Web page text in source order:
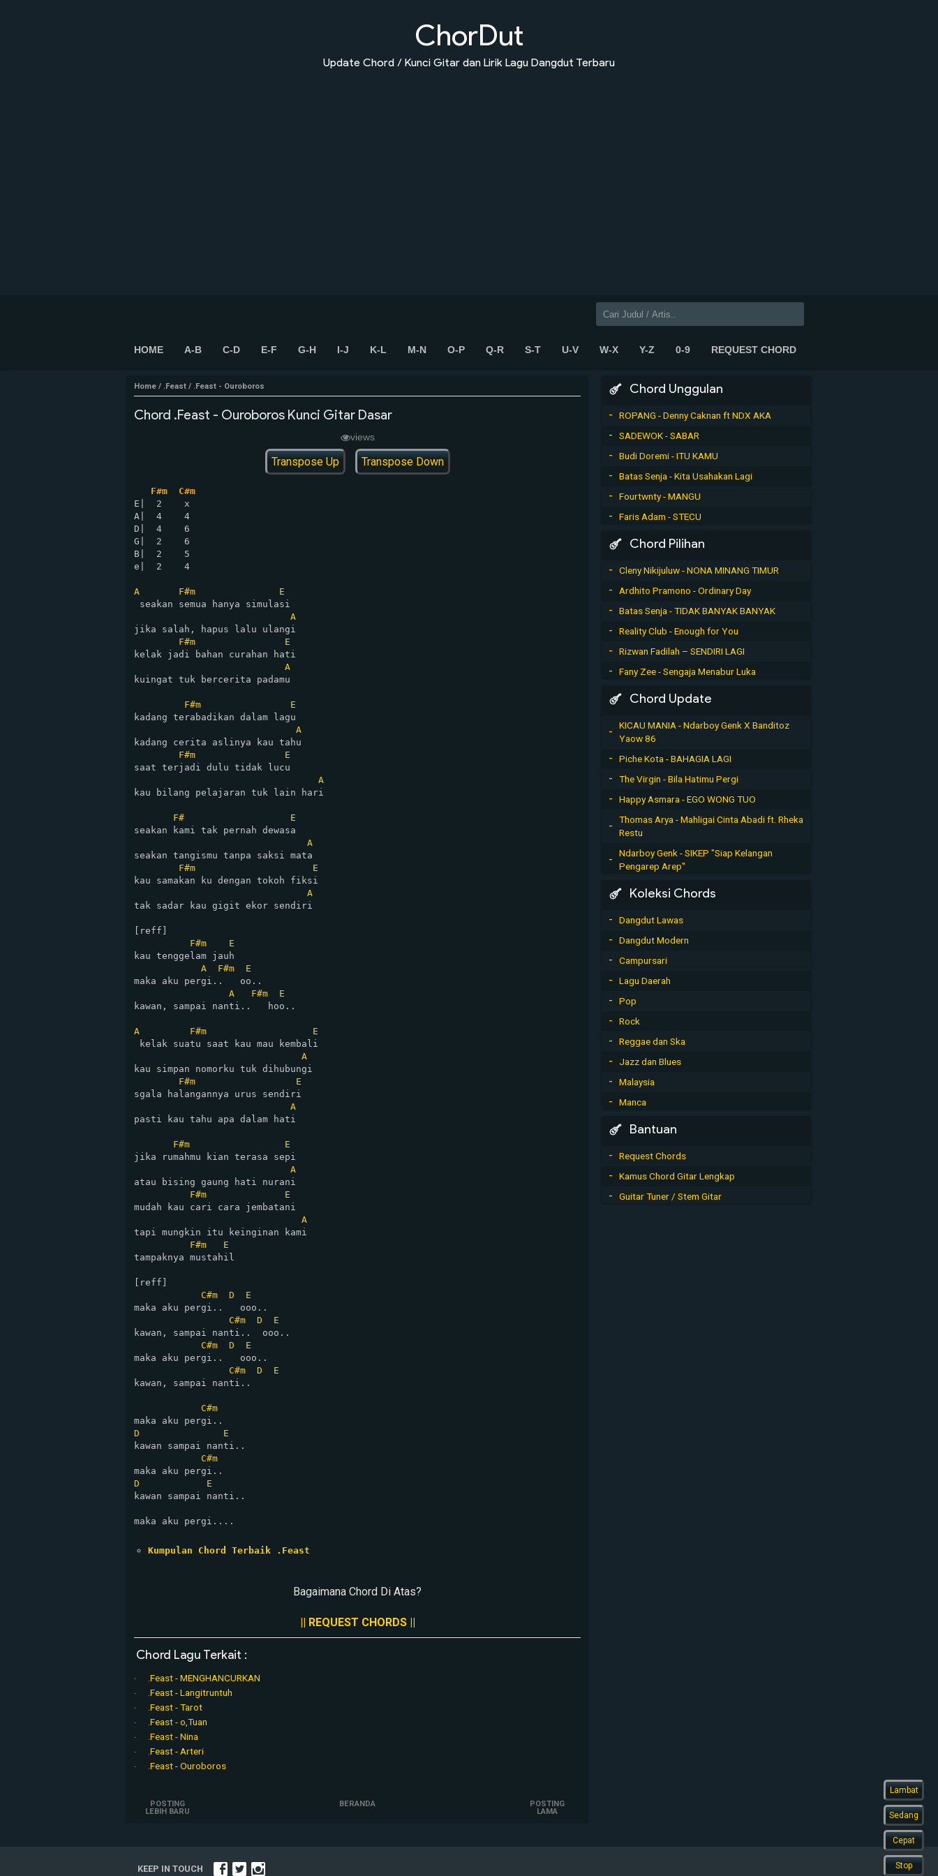
ChorDut
Update Chord / Kunci Gitar dan Lirik Lagu Dangdut Terbaru
HOME A-B C-D E-F G-H I-J K-L M-N O-P Q-R S-T U-V W-X Y-Z 0-9 REQUEST CHORD
Home / .Feast / .Feast - Ouroboros
Chord .Feast - Ouroboros Kunci Gitar Dasar
views
Transpose Up Transpose Down
F#m  C#m
E|  2    x
A|  4    4
D|  4    6
G|  2    6
B|  2    5
e|  2    4
A F#m
E
seakan semua hanya simulasi
A
jika salah, hapus lalu ulangi
F#m
E
kelak jadi bahan curahan hati
A
kuingat tuk bercerita padamu
F#m
E
kadang terabadikan dalam lagu
A
kadang cerita aslinya kau tahu
F#m
E
saat terjadi dulu tidak lucu
A
kau bilang pelajaran tuk lain hari
F#
E
seakan kami tak pernah dewasa
A
seakan tangismu tanpa saksi mata
F#m
E
kau samakan ku dengan tokoh fiksi
A
tak sadar kau gigit ekor sendiri
[reff]
F#m
E
kau tenggelam jauh
A
F#m
E
maka aku pergi..   oo..
A
F#m
E
kawan, sampai nanti..   hoo..
A F#m
E
kelak suatu saat kau mau kembali
A
kau simpan nomorku tuk dihubungi
F#m
E
sgala halangannya urus sendiri
A
pasti kau tahu apa dalam hati
F#m
E
jika rumahmu kian terasa sepi
A
atau bising gaung hati nurani
F#m
E
mudah kau cari cara jembatani
A
tapi mungkin itu keinginan kami
F#m
E
tampaknya mustahil
[reff]
C#m
D
E
maka aku pergi..   ooo..
C#m
D
E
kawan, sampai nanti..  ooo..
C#m
D
E
maka aku pergi..   ooo..
C#m
D
E
kawan, sampai nanti..
C#m
D
E
kawan sampai nanti..
C#m
D
E
kawan sampai nanti..
maka aku pergi....
Kumpulan Chord Terbaik .Feast
Bagaimana Chord Di Atas?
|| REQUEST CHORDS ||
Lambat
Sedang
Cepat
Stop
Chord Lagu Terkait :
.Feast - MENGHANCURKAN
.Feast - Langitruntuh
.Feast - Tarot
.Feast - o,Tuan
.Feast - Nina
.Feast - Arteri
.Feast - Ouroboros
POSTING
LEBIH BARU
POSTING
LAMA
BERANDA
Chord Unggulan
ROPANG - Denny Caknan ft NDX AKA
SADEWOK - SABAR
Budi Doremi - ITU KAMU
Batas Senja - Kita Usahakan Lagi
Fourtwnty - MANGU
Faris Adam - STECU
Chord Pilihan
Cleny Nikijuluw - NONA MINANG TIMUR
Ardhito Pramono - Ordinary Day
Batas Senja - TIDAK BANYAK BANYAK
Reality Club - Enough for You
Rizwan Fadilah – SENDIRI LAGI
Fany Zee - Sengaja Menabur Luka
Chord Update
KICAU MANIA - Ndarboy Genk X Banditoz
Yaow 86
Piche Kota - BAHAGIA LAGI
The Virgin - Bila Hatimu Pergi
Happy Asmara - EGO WONG TUO
Thomas Arya - Mahligai Cinta Abadi ft. Rheka
Restu
Ndarboy Genk - SIKEP "Siap Kelangan
Pengarep Arep"
Koleksi Chords
Dangdut Lawas
Dangdut Modern
Campursari
Lagu Daerah
Pop
Rock
Reggae dan Ska
Jazz dan Blues
Malaysia
Manca
Bantuan
Request Chords
Kamus Chord Gitar Lengkap
Guitar Tuner / Stem Gitar
KEEP IN TOUCH